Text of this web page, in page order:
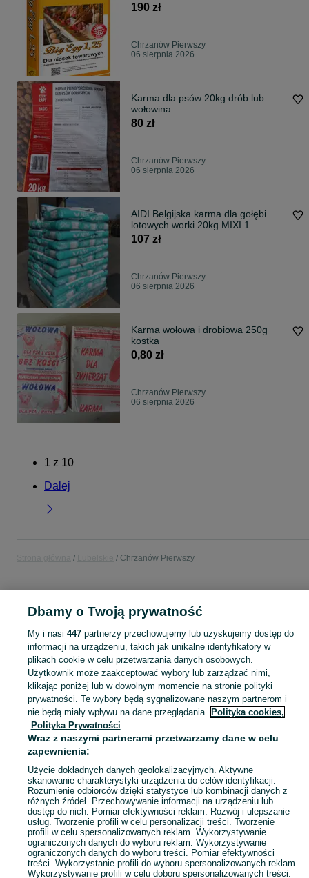
190 zł
Chrzanów Pierwszy
06 sierpnia 2026
Karma dla psów 20kg drób lub
wołowina
80 zł
Chrzanów Pierwszy
06 sierpnia 2026
AIDI Belgijska karma dla gołębi
lotowych worki 20kg MIXI 1
107 zł
Chrzanów Pierwszy
06 sierpnia 2026
Karma wołowa i drobiowa 250g
kostka
0,80 zł
Chrzanów Pierwszy
06 sierpnia 2026
1 z 10
Dalej
Chrzanów Pierwszy
betoniarka maliny sadzonka
Skorzystaj z największego serwisu ogłoszeniowego - Chrzanów Pierwszy i okolice! Kupuj to, czego pragniesz i sprzedawaj to, czego już nie potrzebujesz! Zobacz
Mapa kategorii
Mapa miejscowości
Mapa ministron
Popularne wyszukiwania
Dbamy o Twoją prywatność
My i nasi 447partnerzy przechowujemy lub uzyskujemy dostęp do
informacji na urządzeniu, takich jak unikalne identyfikatory w
plikach cookie w celu przetwarzania danych osobowych.
Użytkownik może zaakceptować wybory lub zarządzać nimi,
klikając poniżej lub w dowolnym momencie na stronie polityki
prywatności. Te wybory będą sygnalizowane naszym partnerom i
nie będą miały wpływu na dane przeglądania. Polityka cookies,
Polityka Prywatności
Wraz z naszymi partnerami przetwarzamy dane w celu
zapewnienia:
Użycie dokładnych danych geolokalizacyjnych. Aktywne
skanowanie charakterystyki urządzenia do celów identyfikacji.
Rozumienie odbiorców dzięki statystyce lub kombinacji danych z
różnych źródeł. Przechowywanie informacji na urządzeniu lub
dostęp do nich. Pomiar efektywności reklam. Rozwój i ulepszanie
usług. Tworzenie profili w celu personalizacji treści. Tworzenie
profili w celu spersonalizowanych reklam. Wykorzystywanie
ograniczonych danych do wyboru reklam. Wykorzystywanie
ograniczonych danych do wyboru treści. Pomiar efektywności
treści. Wykorzystanie profili do wyboru spersonalizowanych reklam.
Wykorzystywanie profili w celu doboru spersonalizowanych treści.